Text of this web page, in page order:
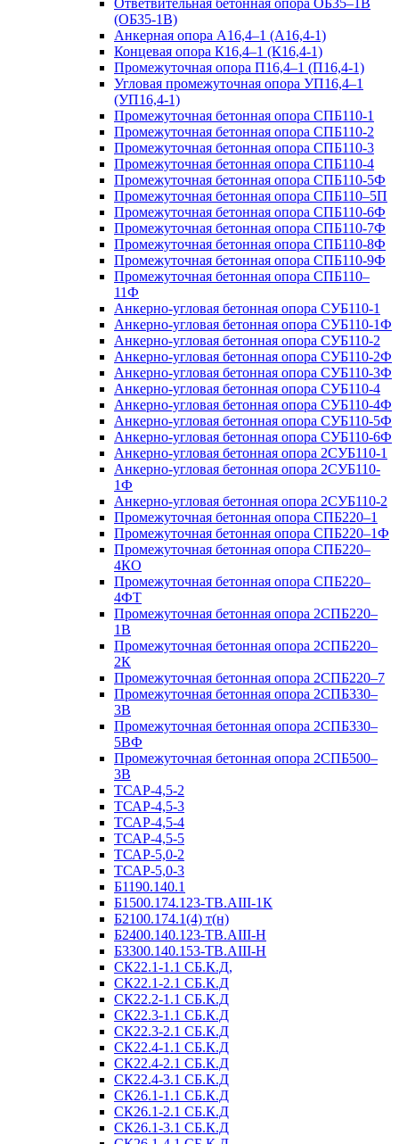
(ОБ35-1В)
Анкерная опора А16,4–1 (А16,4-1)
Концевая опора К16,4–1 (К16,4-1)
Промежуточная опора П16,4–1 (П16,4-1)
Угловая промежуточная опора УП16,4–1
(УП16,4-1)
Промежуточная бетонная опора СПБ110-1
Промежуточная бетонная опора СПБ110-2
Промежуточная бетонная опора СПБ110-3
Промежуточная бетонная опора СПБ110-4
Промежуточная бетонная опора СПБ110-5Ф
Промежуточная бетонная опора СПБ110–5П
Промежуточная бетонная опора СПБ110-6Ф
Промежуточная бетонная опора СПБ110-7Ф
Промежуточная бетонная опора СПБ110-8Ф
Промежуточная бетонная опора СПБ110-9Ф
Промежуточная бетонная опора СПБ110–
11Ф
Анкерно-угловая бетонная опора СУБ110-1
Анкерно-угловая бетонная опора СУБ110-1Ф
Анкерно-угловая бетонная опора СУБ110-2
Анкерно-угловая бетонная опора СУБ110-2Ф
Анкерно-угловая бетонная опора СУБ110-3Ф
Анкерно-угловая бетонная опора СУБ110-4
Анкерно-угловая бетонная опора СУБ110-4Ф
Анкерно-угловая бетонная опора СУБ110-5Ф
Анкерно-угловая бетонная опора СУБ110-6Ф
Анкерно-угловая бетонная опора 2СУБ110-1
Анкерно-угловая бетонная опора 2СУБ110-
1Ф
Анкерно-угловая бетонная опора 2СУБ110-2
Промежуточная бетонная опора СПБ220–1
Промежуточная бетонная опора СПБ220–1Ф
Промежуточная бетонная опора СПБ220–
4КО
Промежуточная бетонная опора СПБ220–
4ФТ
Промежуточная бетонная опора 2СПБ220–
1В
Промежуточная бетонная опора 2СПБ220–
2К
Промежуточная бетонная опора 2СПБ220–7
Промежуточная бетонная опора 2СПБ330–
3В
Промежуточная бетонная опора 2СПБ330–
5ВФ
Промежуточная бетонная опора 2СПБ500–
3В
ТСАР-4,5-2
ТСАР-4,5-3
ТСАР-4,5-4
ТСАР-4,5-5
ТСАР-5,0-2
ТСАР-5,0-3
Б1190.140.1
Б1500.174.123-ТВ.АIII-1К
Б2100.174.1(4) т(н)
Б2400.140.123-ТВ.АIII-Н
Б3300.140.153-ТВ.АIII-Н
СК22.1-1.1 СБ.К.Д,
СК22.1-2.1 СБ.К.Д
СК22.2-1.1 СБ.К.Д
СК22.3-1.1 СБ.К.Д
СК22.3-2.1 СБ.К.Д
СК22.4-1.1 СБ.К.Д
СК22.4-2.1 СБ.К.Д
СК22.4-3.1 СБ.К.Д
СК26.1-1.1 СБ.К.Д
СК26.1-2.1 СБ.К.Д
СК26.1-3.1 СБ.К.Д